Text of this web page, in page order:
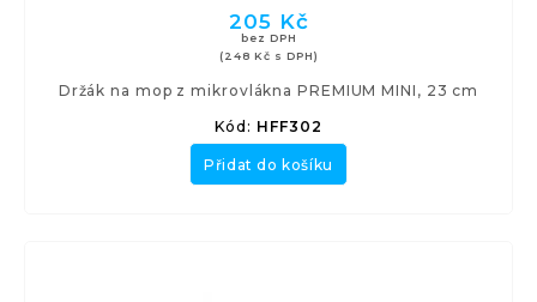
205 Kč
bez DPH
(248 Kč s DPH)
Držák na mop z mikrovlákna PREMIUM MINI, 23 cm
Kód: HFF302
Přidat do košíku